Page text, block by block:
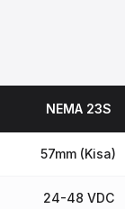
NEMA 23S
57mm (Kisa)
24-48 VDC